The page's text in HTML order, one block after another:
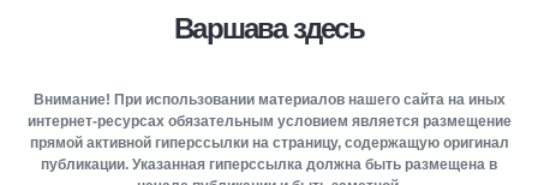
Варшава здесь
Внимание! При использовании материалов нашего сайта на иных
интернет-ресурсах обязательным условием является размещение
прямой активной гиперссылки на страницу, содержащую оригинал
публикации. Указанная гиперссылка должна быть размещена в